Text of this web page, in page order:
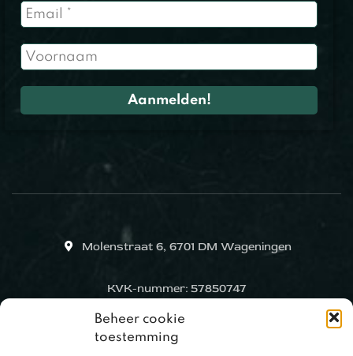
Beheer cookie
toestemming
Molenstraat 6, 6701 DM Wageningen
KVK-nummer: 57850747